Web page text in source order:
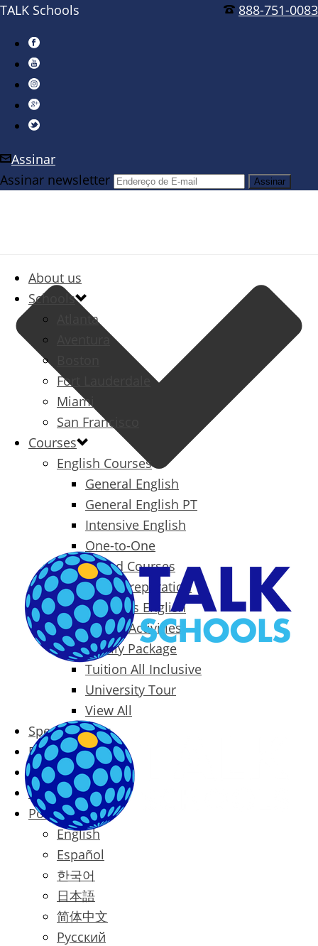
888-751-0083
TALK Schools
Assinar
Assinar newsletter
About us
Schools
Atlanta
Aventura
Fort Lauderdale
Miami
San Francisco
Courses
English Courses
General English
General English PT
Intensive English
One-to-One
Specialized Courses
Exam Preparation
Business English
Packages & Activities
Family Package
Tuition All Inclusive
University Tour
View All
Special Offers
Prices
Blog
Contact
Português
English
Español
한국어
日本語
简体中文
Русский